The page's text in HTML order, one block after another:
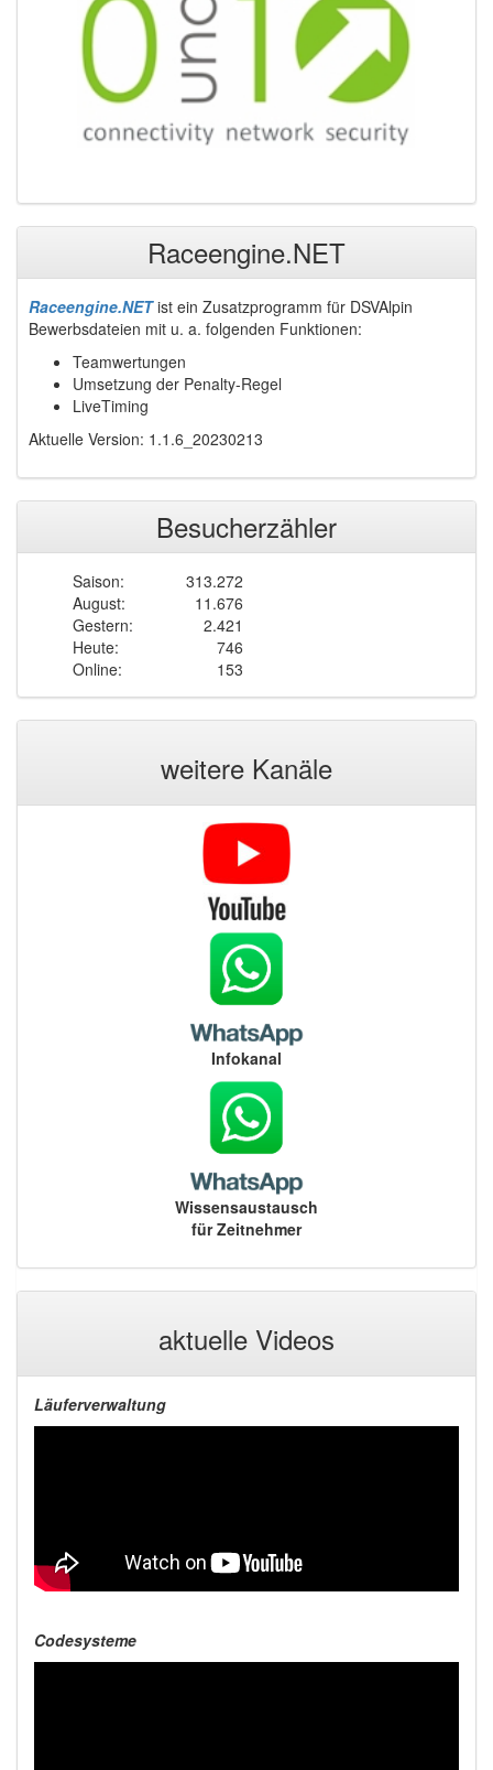
Raceengine.NET
Raceengine.NETist ein Zusatzprogramm für DSVAlpin
Bewerbsdateien mit u. a. folgenden Funktionen:
Teamwertungen
Umsetzung der Penalty-Regel
LiveTiming
Aktuelle Version: 1.1.6_20230213
Besucherzähler
Saison:
313.272
August:
11.676
Gestern:
2.421
Heute:
746
Online:
153
weitere Kanäle
Infokanal
Wissensaustausch
für Zeitnehmer
aktuelle Videos
Läuferverwaltung
Codesysteme